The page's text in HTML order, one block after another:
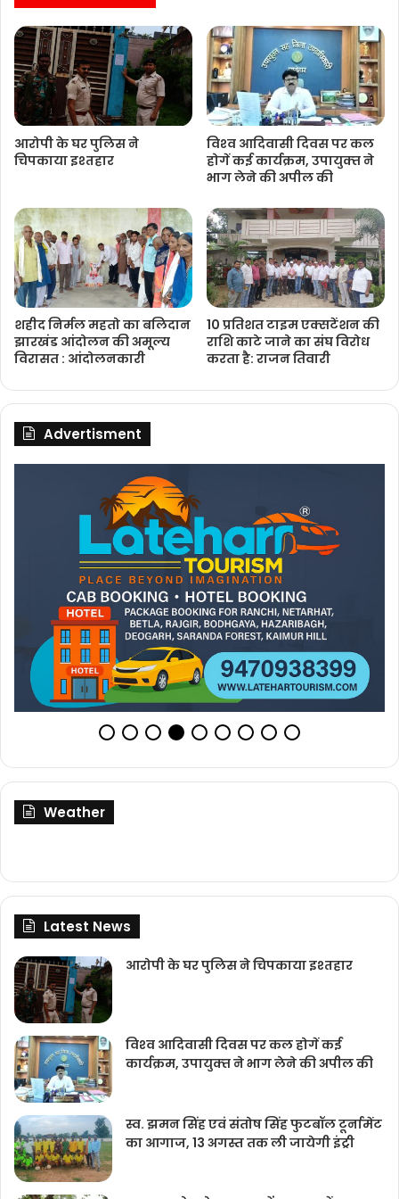
आरोपी के घर पुलिस ने
चिपकाया इश्तहार
विश्‍व आदिवासी दिवस पर कल
होगें कई कार्यक्रम, उपायुक्‍त ने
भाग लेने की अपील की
शहीद निर्मल महतो का बलिदान
झारखंड आंदोलन की अमूल्य
विरासत : आंदोलनकारी
10 प्रतिशत टाइम एक्सटेंशन की
राशि काटे जाने का संघ विरोध
करता है: राजन तिवारी
Advertisment
Weather
Latest News
आरोपी के घर पुलिस ने चिपकाया इश्तहार
विश्‍व आदिवासी दिवस पर कल होगें कई
कार्यक्रम, उपायुक्‍त ने भाग लेने की अपील की
स्व. झमन सिंह एवं संतोष सिंह फुटबॉल टूर्नामेंट
का आगाज, 13 अगस्त तक ली जायेगी इंट्री